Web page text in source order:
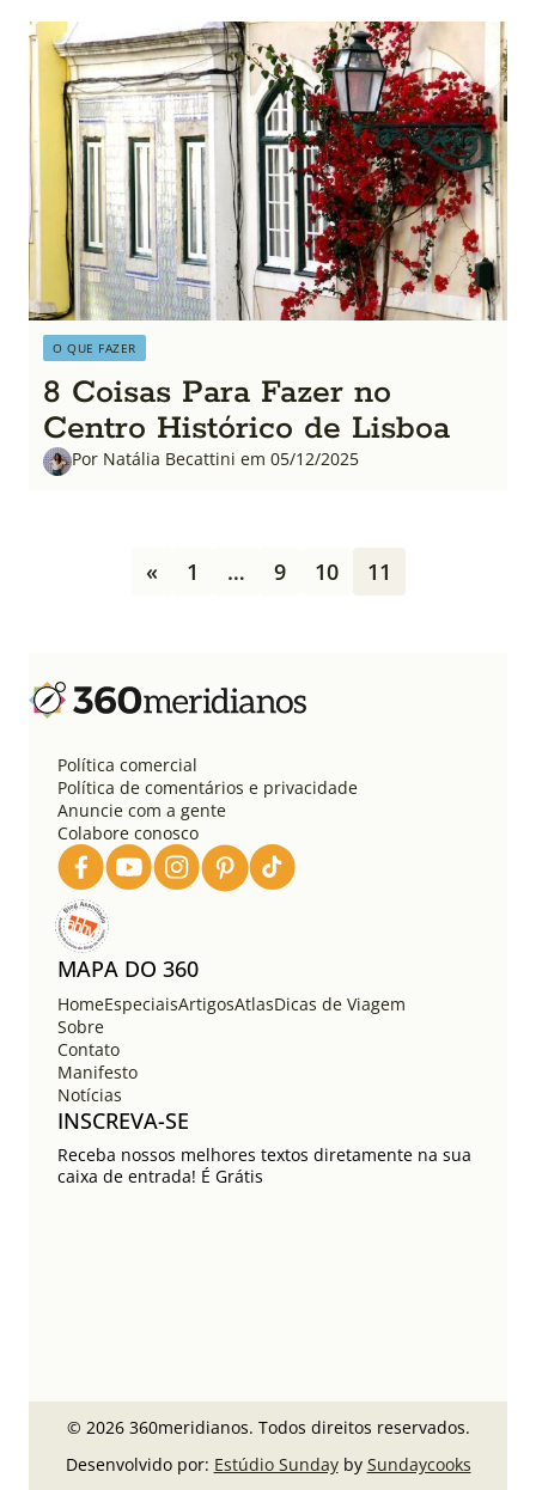
O QUE FAZER
8 Coisas Para Fazer no
Centro Histórico de Lisboa
Por Natália Becattini em 05/12/2025
a
ç
« 1 … 9 10 11
Política comercial
Política de comentários e privacidade
Anuncie com a gente
Colabore conosco
MAPA DO 360
HomeEspeciaisArtigosAtlasDicas de Viagem
Sobre
Contato
Manifesto
Notícias
INSCREVA-SE
Receba nossos melhores textos diretamente na sua
caixa de entrada! É Grátis
© 2026 360meridianos. Todos direitos reservados.
Desenvolvido por: Estúdio Sundayby Sundaycooks